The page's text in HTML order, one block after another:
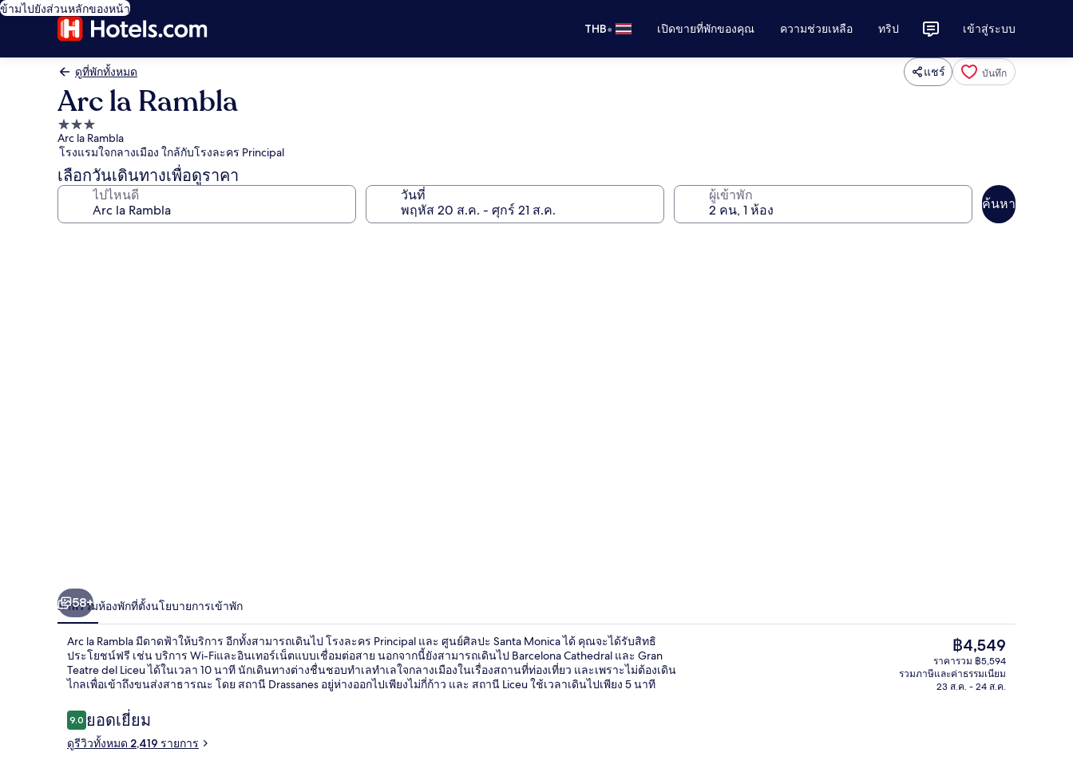
ข้ามไปยังส่วนหลักของหน้า
THB• เปิดขายที่พักของคุณ ความช่วยเหลือ ทริป เข้าสู่ระบบ
ดูที่พักทั้งหมด แชร์ บันทึก
Arc la Rambla
ที่พัก
3.0
ดาว
Arc la Rambla
โรงแรมใจกลางเมือง ใกล้กับโรงละคร Principal
เลือกวันเดินทางเพื่อดูราคา
ไปไหนดี วันที่ ผู้เข้าพัก
ค้นหา
อาหารเช้าแบบบุฟเฟ่ต์ทุกวัน (คิดค่าบริการ) ห้องทวิน, วิวเมือง | ตู้นิรภัยในห้องพัก,
58+
ภาพรวมห้องพักที่ตั้งนโยบายการเข้าพัก
Arc la Rambla มีดาดฟ้าให้บริการ อีกทั้งสามารถเดินไป โรงละคร Principal และ ศูนย์ศิลปะ Santa Monica ได้ คุณจะได้รับสิทธิ
ประโยชน์ฟรี เช่น บริการ Wi-Fiและอินเทอร์เน็ตแบบเชื่อมต่อสาย นอกจากนี้ยังสามารถเดินไป Barcelona Cathedral และ Gran
Teatre del Liceu ได้ในเวลา 10 นาที นักเดินทางต่างชื่นชอบทำเลทำเลใจกลางเมืองในเรื่องสถานที่ท่องเที่ยว และเพราะไม่ต้องเดิน
ไกลเพื่อเข้าถึงขนส่งสาธารณะ โดย สถานี Drassanes อยู่ห่างออกไปเพียงไม่กี่ก้าว และ สถานี Liceu ใช้เวลาเดินไปเพียง 5 นาที
รีวิว
9.09.0 จาก 10
ยอดเยี่ยม
ดูรีวิวทั้งหมด 2,419 รายการ
ราคา
ปัจจุบัน
฿4,549
฿4,549
ราคารวม ฿5,594
รวมภาษีและค่าธรรมเนียม
23 ส.ค. - 24 ส.ค.